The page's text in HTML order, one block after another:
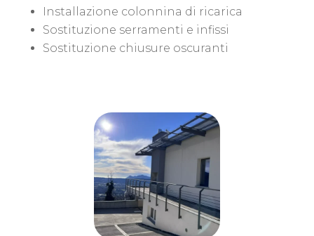
Installazione colonnina di ricarica
Sostituzione serramenti e infissi
Sostituzione chiusure oscuranti